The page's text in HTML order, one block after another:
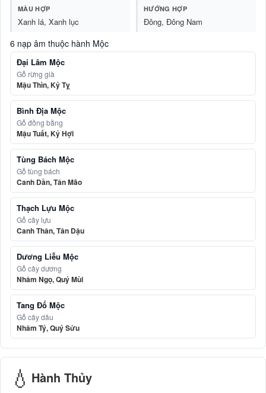
MÀU HỢP
Xanh lá, Xanh lục
HƯỚNG HỢP
Đông, Đông Nam
6 nạp âm thuộc hành Mộc
Đại Lâm Mộc
Gỗ rừng già
Mậu Thìn, Kỷ Tỵ
Bình Địa Mộc
Gỗ đồng bằng
Mậu Tuất, Kỷ Hợi
Tùng Bách Mộc
Gỗ tùng bách
Canh Dần, Tân Mão
Thạch Lựu Mộc
Gỗ cây lựu
Canh Thân, Tân Dậu
Dương Liễu Mộc
Gỗ cây dương
Nhâm Ngọ, Quý Mùi
Tang Đố Mộc
Gỗ cây dâu
Nhâm Tý, Quý Sửu
💧 Hành Thủy